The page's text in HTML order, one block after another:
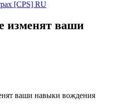
изменят ваши
ваши навыки вождения